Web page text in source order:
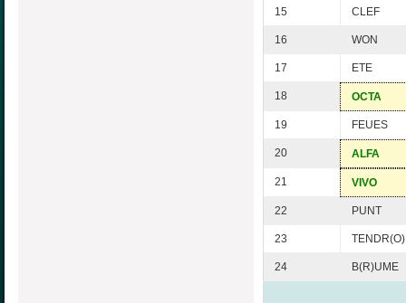
15 CLEF
16 WON
17 ETE
18 OCTA
19 FEUES
20 ALFA
21 VIVO
22 PUNT
23
24 B(R)UME